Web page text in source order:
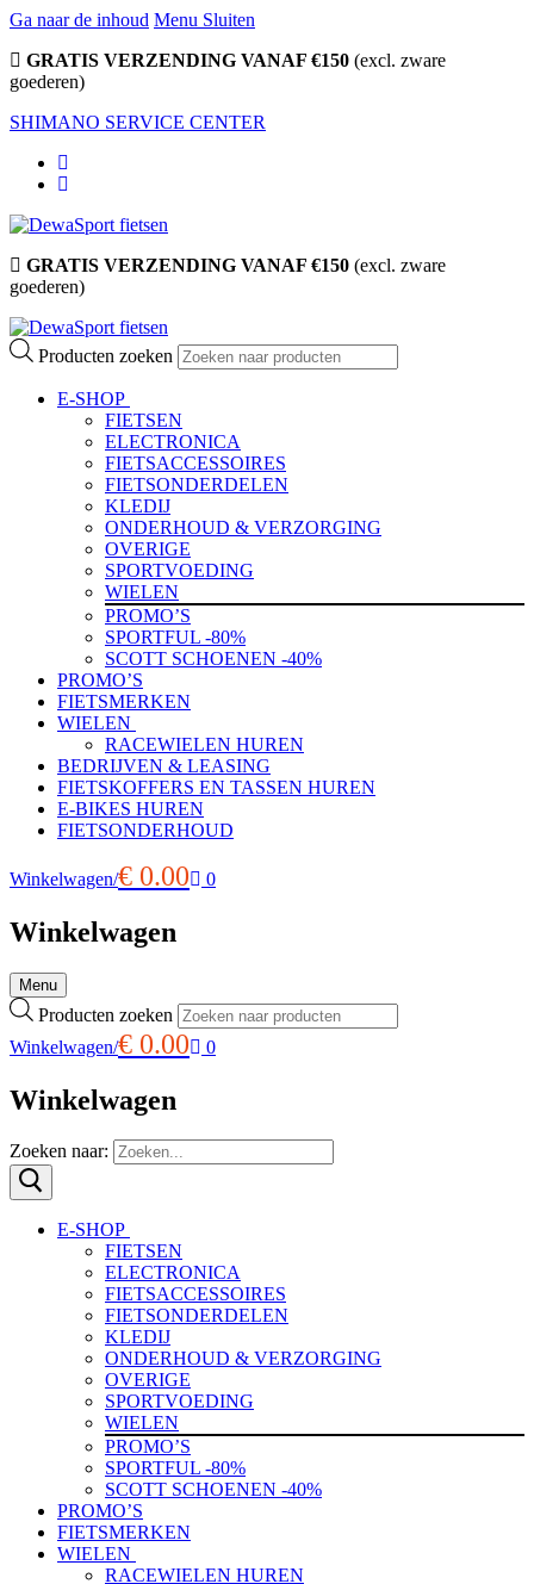
Ga naar de inhoud Menu Sluiten
GRATIS VERZENDING VANAF €150 (excl. zware
goederen)
SHIMANO SERVICE CENTER
GRATIS VERZENDING VANAF €150 (excl. zware
goederen)
Producten zoeken
E-SHOP
FIETSEN
ELECTRONICA
FIETSACCESSOIRES
FIETSONDERDELEN
KLEDIJ
ONDERHOUD & VERZORGING
OVERIGE
SPORTVOEDING
WIELEN
PROMO’S
SPORTFUL -80%
SCOTT SCHOENEN -40%
PROMO’S
FIETSMERKEN
WIELEN
RACEWIELEN HUREN
BEDRIJVEN & LEASING
FIETSKOFFERS EN TASSEN HUREN
E-BIKES HUREN
FIETSONDERHOUD
Winkelwagen/€ 0.00 0
Winkelwagen
Menu
Producten zoeken
Winkelwagen/€ 0.00 0
Winkelwagen
Zoeken naar:
E-SHOP
FIETSEN
ELECTRONICA
FIETSACCESSOIRES
FIETSONDERDELEN
KLEDIJ
ONDERHOUD & VERZORGING
OVERIGE
SPORTVOEDING
WIELEN
PROMO’S
SPORTFUL -80%
SCOTT SCHOENEN -40%
PROMO’S
FIETSMERKEN
WIELEN
RACEWIELEN HUREN